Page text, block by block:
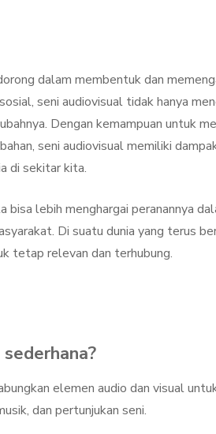
dalam membentuk dan
seni audiovisual tidak hanya
Dengan kemampuan untuk
seni audiovisual memiliki
di sekitar kita.
bisa lebih menghargai peranannya
Di suatu dunia yang terus
tetap relevan dan terhubung.
elemen audio dan visual
dan pertunjukan seni.